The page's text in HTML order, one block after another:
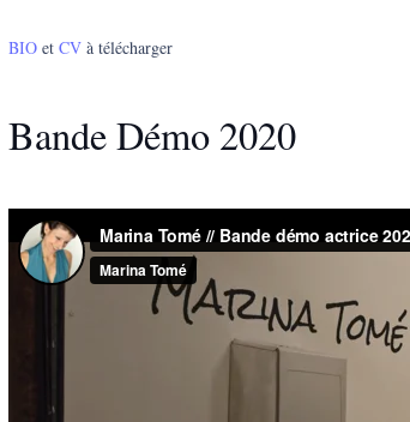
BIO etCV à télécharger
Bande Démo 2020